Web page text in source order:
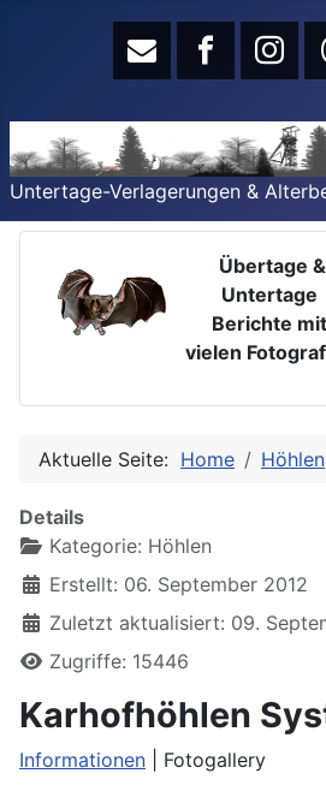
Untertage-Verlagerungen &
Übertage &
Untertage
Berichte mit
vielen
Aktuelle Seite: Home Höhlen
Details
Kategorie: Höhlen
Erstellt: 06. September 2012
Zuletzt aktualisiert: 09.
Zugriffe: 15446
Karhofhöhlen
Informationen | Fotogallery